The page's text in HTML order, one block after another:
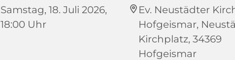
Samstag, 18. Juli 2026,
18:00 Uhr
Ev. Neustädter
Hofgeismar,
Kirchplatz, 34369
Hofgeismar